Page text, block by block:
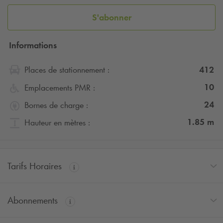
S'abonner
Informations
Places de stationnement :
412
Emplacements PMR :
10
Bornes de charge :
24
Hauteur en mètres :
1.85 m
Tarifs Horaires
Abonnements